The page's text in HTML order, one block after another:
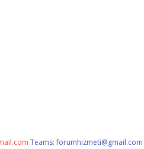
Teams:forumhizmeti@gmail.com